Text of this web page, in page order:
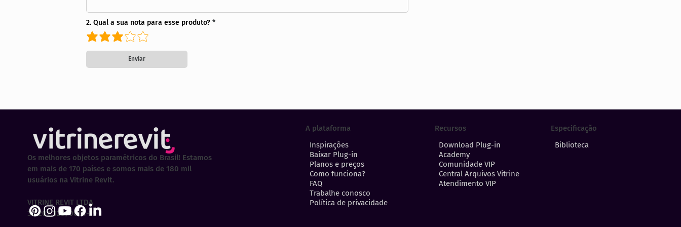
2. Qual a sua nota para esse produto?
Enviar
A plataforma
Inspirações
Baixar Plug-in
Planos e preços
Como funciona?
FAQ
Trabalhe conosco
Política de privacidade
Recursos
Download Plug-in
Academy
Comunidade VIP
Central Arquivos Vitrine
Atendimento VIP
Especificação
Biblioteca
Os melhores objetos paramétricos do Brasil! Estamos
em mais de 170 países e somos mais de 180 mil
usuários na Vitrine Revit.
VITRINE REVIT LTDA
30.202.323/0001-29